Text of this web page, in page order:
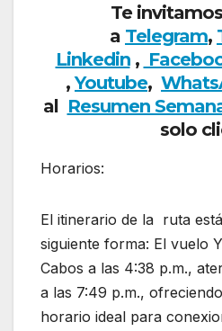
Te
a Telegram,
Linkedin,
,Youtube,
al Resumen
solo
Horarios:
El itinerario de la ruta
siguiente forma: El vuelo
Cabos a las 4:38 p.m.,
a las 7:49 p.m.,
horario ideal para